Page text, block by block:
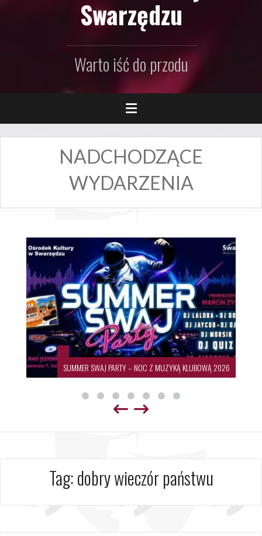
Swarzędzu
Warto iść do przodu
NADCHODZĄCE
WYDARZENIA
SUMMER SWAJ PARTY – NOC Z MUZYKĄ KLUBOWĄ 2026
Tag:dobry wieczór państwu